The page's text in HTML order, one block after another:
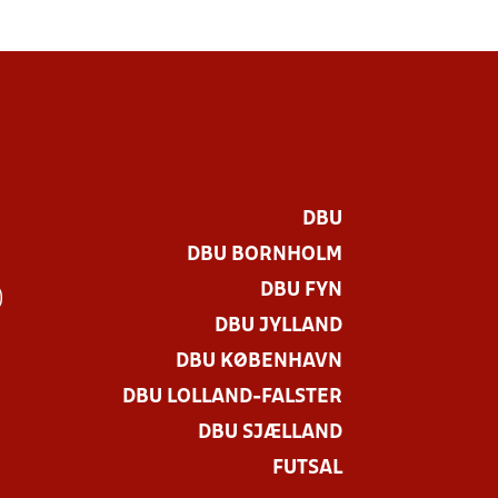
DBU
DBU BORNHOLM
DBU FYN
DBU JYLLAND
DBU KØBENHAVN
DBU LOLLAND-FALSTER
DBU SJÆLLAND
FUTSAL